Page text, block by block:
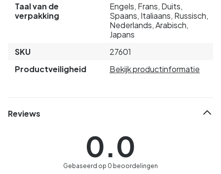
Taal van de
verpakking
Engels, Frans, Duits,
Spaans, Italiaans, Russisch,
Nederlands, Arabisch,
Japans
SKU
27601
Productveiligheid
Bekijk productinformatie
Reviews
0.0
Gebaseerd op 0 beoordelingen